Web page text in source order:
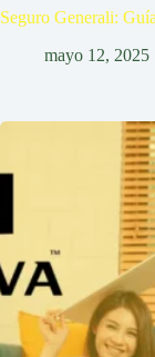
Seguro Generali:
mayo 12, 2025